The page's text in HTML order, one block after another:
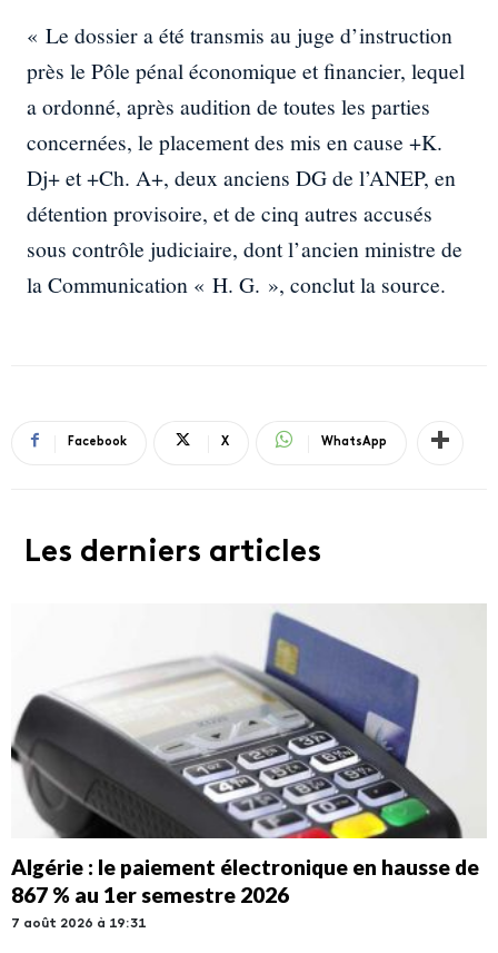
« Le dossier a été transmis au juge d’instruction
près le Pôle pénal économique et financier, lequel
a ordonné, après audition de toutes les parties
concernées, le placement des mis en cause +K.
Dj+ et +Ch. A+, deux anciens DG de l’ANEP, en
détention provisoire, et de cinq autres accusés
sous contrôle judiciaire, dont l’ancien ministre de
la Communication « H. G. », conclut la source.
Facebook X WhatsApp
Les derniers articles
Algérie : le paiement électronique en hausse de
867 % au 1er semestre 2026
7 août 2026 à 19:31